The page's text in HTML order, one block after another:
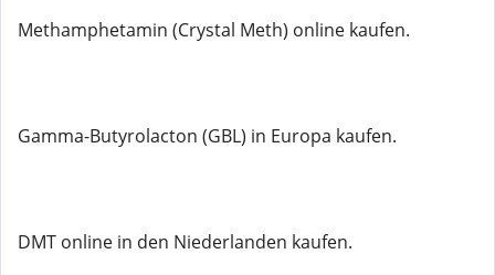
Methamphetamin (Crystal Meth) online kaufen.
Gamma-Butyrolacton (GBL) in Europa kaufen.
DMT online in den Niederlanden kaufen.